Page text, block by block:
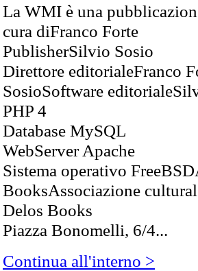
La WMI è una
cura diFranco Forte
PublisherSilvio Sosio
Direttore editorialeFranco
SosioSoftware
PHP 4
Database MySQL
WebServer Apache
Sistema operativo
BooksAssociazione
Delos Books
Piazza Bonomelli, 6/4...
Continua all'interno >